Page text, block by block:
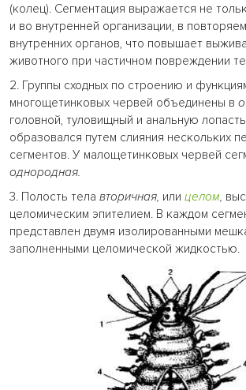
(колец). Сегментация выражается не
и во внутренней организации, в
внутренних органов, что повышает
животного при частичном повреждении
2. Группы сходных по строению и
многощетинковых червей объединены в
головной, туловищный и анальную
образовался путем слияния нескольких
сегментов. У малощетинковых червей
однородная.
3. Полость тела вторичная, или целом,
целомическим эпителием. В каждом
представлен двумя изолированными
заполненными целомической жидкостью.